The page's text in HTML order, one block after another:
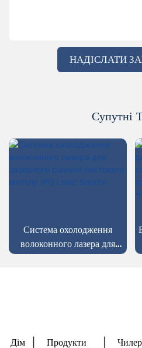
НАДІСЛАТИ
Супутні
Система охолодження
волоконного лазера для
лазерного різання листового
Дім Продукти